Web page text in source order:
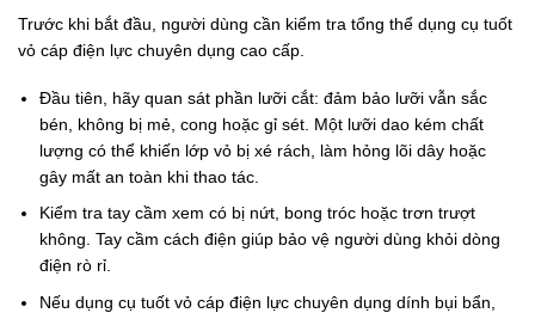
Trước khi bắt đầu, người dùng cần kiểm tra tổng thể dụng cụ tuốt
vỏ cáp điện lực chuyên dụng cao cấp.
Đầu tiên, hãy quan sát phần lưỡi cắt: đảm bảo lưỡi vẫn sắc
bén, không bị mẻ, cong hoặc gỉ sét. Một lưỡi dao kém chất
lượng có thể khiến lớp vỏ bị xé rách, làm hỏng lõi dây hoặc
gây mất an toàn khi thao tác.
Kiểm tra tay cầm xem có bị nứt, bong tróc hoặc trơn trượt
không. Tay cầm cách điện giúp bảo vệ người dùng khỏi dòng
điện rò rỉ.
Nếu dụng cụ tuốt vỏ cáp điện lực chuyên dụng dính bụi bẩn,